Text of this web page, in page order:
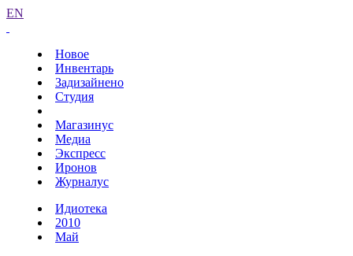
EN
Новое
Инвентарь
Задизайнено
Студия
Магазинус
Медиа
Экспресс
Иронов
Журналус
Идиотека
2010
Май